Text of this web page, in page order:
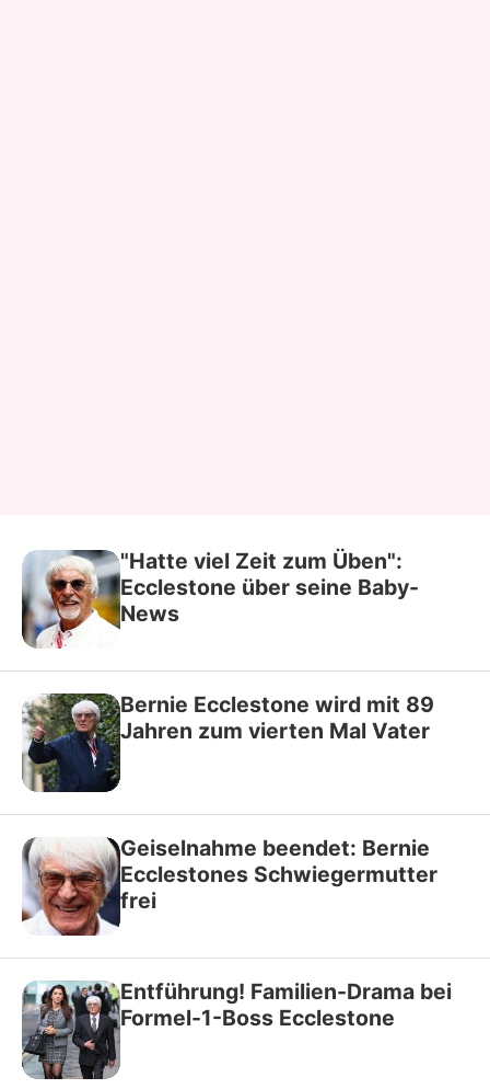
"Hatte viel Zeit zum Üben":
Ecclestone über seine Baby-
News
Bernie Ecclestone wird mit 89
Jahren zum vierten Mal Vater
Geiselnahme beendet: Bernie
Ecclestones Schwiegermutter
frei
Entführung! Familien-Drama bei
Formel-1-Boss Ecclestone